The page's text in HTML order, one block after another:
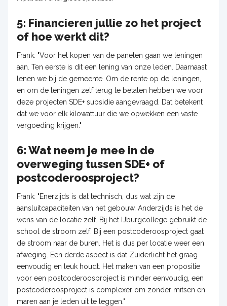
5: Financieren jullie zo het project
of hoe werkt dit?
Frank: "Voor het kopen van de panelen gaan we leningen
aan. Ten eerste is dit een lening van onze leden. Daarnaast
lenen we bij de gemeente. Om de rente op de leningen,
en om de leningen zelf terug te betalen hebben we voor
deze projecten SDE+ subsidie aangevraagd. Dat betekent
dat we voor elk kilowattuur die we opwekken een vaste
vergoeding krijgen."
6: Wat neem je mee in de
overweging tussen SDE+ of
postcoderoosproject?
Frank: "Enerzijds is dat technisch, dus wat zijn de
aansluitcapaciteiten van het gebouw. Anderzijds is het de
wens van de locatie zelf. Bij het IJburgcollege gebruikt de
school de stroom zelf. Bij een postcoderoosproject gaat
de stroom naar de buren. Het is dus per locatie weer een
afweging. Een derde aspect is dat Zuiderlicht het graag
eenvoudig en leuk houdt. Het maken van een propositie
voor een postcoderoosproject is minder eenvoudig, een
postcoderoosproject is complexer om zonder mitsen en
maren aan je leden uit te leggen."